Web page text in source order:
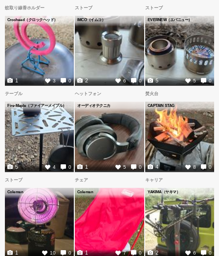
蚊取り線香ホルダー
Crochead（クロックヘッド）
3 0
1
ストーブ
IMCO（イムコ）
6 0
2
ストーブ
EVERNEW（エバニュー）
5 0
5
テーブル
Fire-Maple（ファイアーメイプル）
4 0
5
ヘットフォン
オーディオテクニカ
5 0
1
焚火台
CAPTAIN STAG
8 0
4
ストーブ
Coleman
10 0
1
チェア
Coleman
7 0
1
キャリア
YAKIMA（ヤキマ）
6 0
2